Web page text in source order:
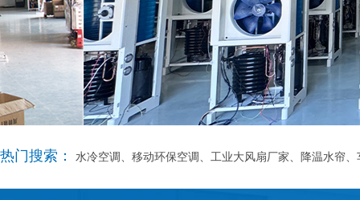
热门搜索： 水冷空调、移动环保空调、工业大风扇厂家、降温水帘